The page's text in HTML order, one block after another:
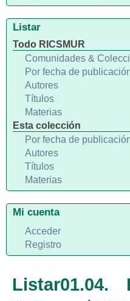
Listar01.04.
Listar
Todo RICSMUR
Comunidades &
Por fecha de
Autores
Títulos
Materias
Esta colección
Por fecha de
Autores
Títulos
Materias
Mi cuenta
Acceder
Registro